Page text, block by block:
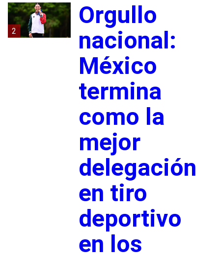
2
Orgullo
nacional:
México
termina
como la
mejor
delegación
en tiro
deportivo
en los